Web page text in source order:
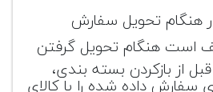
هنگام تحویل سفارش
است هنگام تحویل گرفتن
از بازکردن بسته بندی،
سفارش داده شده را با کالای